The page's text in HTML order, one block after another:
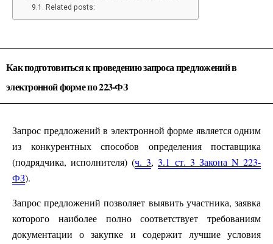
Related posts:
Как подготовиться к проведению запроса предложений в
электронной форме по 223-ФЗ
Запрос предложений в электронной форме является одним
из конкурентных способов определения поставщика
(подрядчика, исполнителя) (ч. 3,3.1 ст. 3 Закона N 223-
ФЗ).
Запрос предложений позволяет выявить участника, заявка
которого наиболее полно соответствует требованиям
документации о закупке и содержит лучшие условия